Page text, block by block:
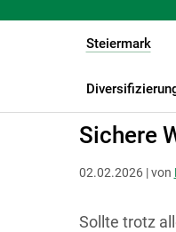
Steiermark
LK Steiermark
Sichere
02.02.2026 | von
Sollte trotz